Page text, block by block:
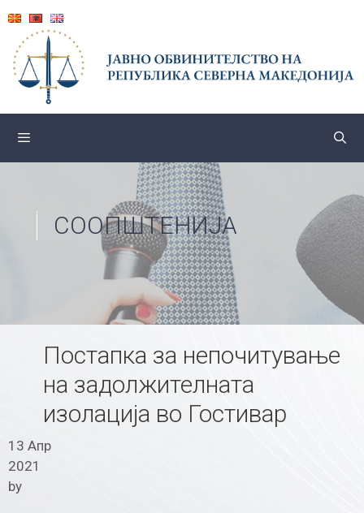
content
СООПШТЕНИЈА
Постапка за непочитување
на задолжителната
изолација во Гостивар
13 Апр
2021
by